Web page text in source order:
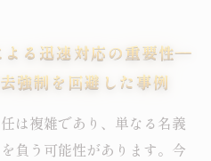
る迅速対応の重要性―
強制を回避した事例
は複雑であり、単なる名義
負う可能性があります。今